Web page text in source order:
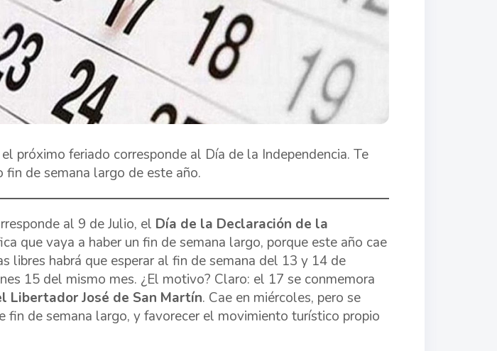
próximo feriado corresponde al Día de la Independencia. Te
de semana largo de este año.
al 9 de Julio, el Día de la Declaración de la
que vaya a haber un fin de semana largo, porque este año cae
libres habrá que esperar al fin de semana del 13 y 14 de
15 del mismo mes. ¿El motivo? Claro: el 17 se conmemora
Libertador José de San Martín. Cae en miércoles, pero se
fin de semana largo, y favorecer el movimiento turístico propio